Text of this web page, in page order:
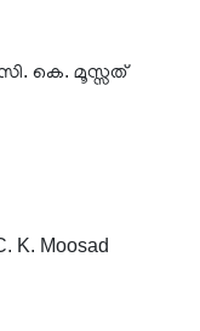
കെ. മൂസ്സത്
K. Moosad